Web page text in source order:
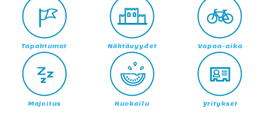
Tapahtumat Nähtävyydet Vapaa-aika
Majoitus Ruokailu Yritykset